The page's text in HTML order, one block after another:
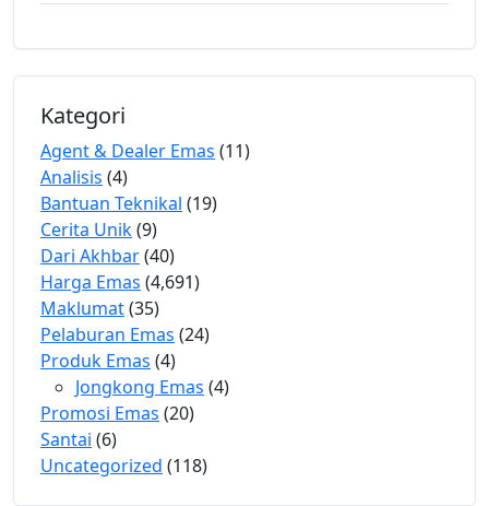
Kategori
Agent & Dealer Emas (11)
Analisis (4)
Bantuan Teknikal (19)
Cerita Unik(9)
Dari Akhbar(40)
Harga Emas (4,691)
Maklumat(35)
Pelaburan Emas (24)
Produk Emas (4)
Jongkong Emas (4)
Promosi Emas (20)
Santai (6)
Uncategorized (118)